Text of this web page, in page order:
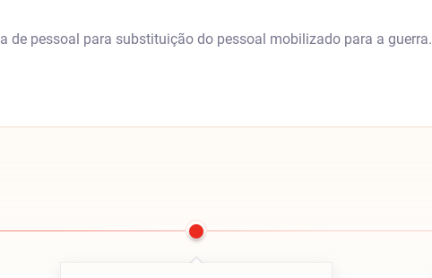
de pessoal para substituição do pessoal mobilizado para a guerra.